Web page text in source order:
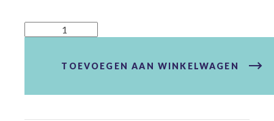
ACHTER
TOEVOEGEN AAN WINKELWAGEN